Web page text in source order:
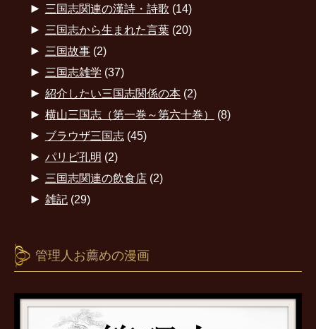
► 三国志関連の漢詩・詩歌 (14)
► 三国志から生まれた言葉(20)
► 三国故事(2)
► 三国志雑学 (37)
► 紹介したい三国志関係の本(2)
► 横山三国志（第一巻～第六十巻） (8)
► ブラウザ三国志(45)
► パリピ孔明 (2)
► 三国志関連の飲食店(2)
► 雑記(29)
管理人お薦めの漫画